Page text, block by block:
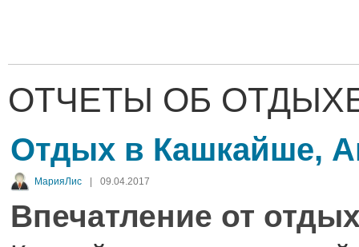
ОТЧЕТЫ ОБ
Отдых в Кашкайше,
МарияЛис | 09.04.2017
Впечатление от